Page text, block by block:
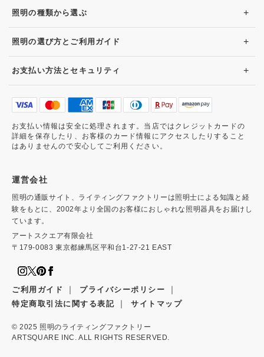
照明の種類から選ぶ +
照明の選び方とご利用ガイド +
お支払い方法とセキュリティ +
お支払い情報は安全に処理されます。当店ではクレジットカードの
詳細を保存したり、お客様のカード情報にアクセスしたりすること
はありませんので安心してご利用ください。
運営会社
照明の通販サイト、ライティングファクトリーは照明士による知識と経
験をもとに、2002年より全国のお客様におしゃれな照明器具をお届けし
ています。
アートスクエア有限会社
〒179-0083 東京都練馬区平和台1-27-21 EAST
ご利用ガイド ｜ プライバシーポリシー ｜
特定商取引法に関する表記 ｜ サイトマップ
© 2025 照明のライティングファクトリー
ARTSQUARE INC. ALL RIGHTS RESERVED.